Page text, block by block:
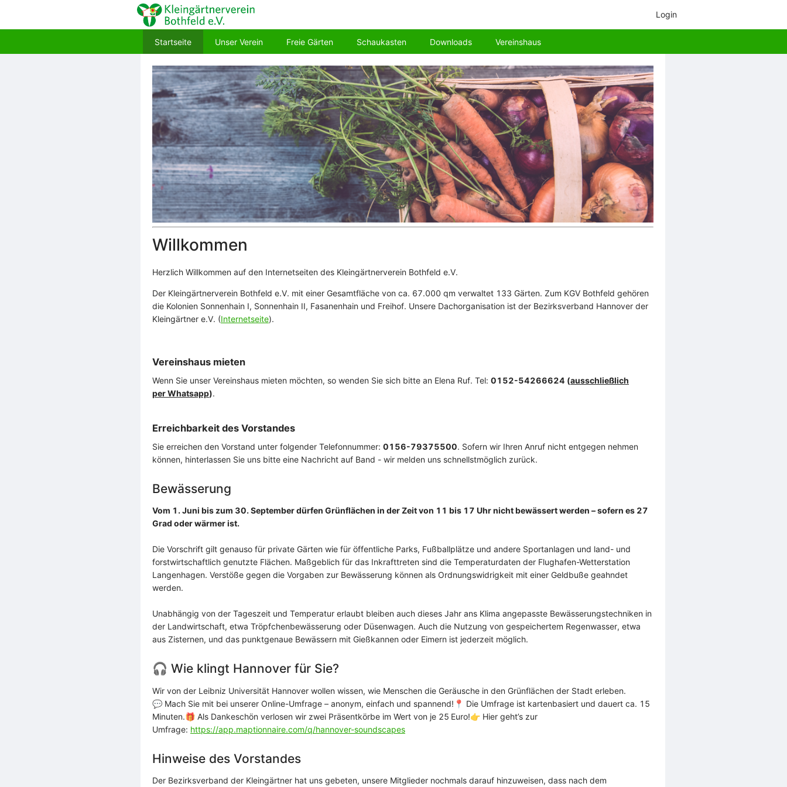
Login
Startseite Unser Verein Freie Gärten Schaukasten Downloads Vereinshaus
Willkommen
Herzlich Willkommen auf den Internetseiten des Kleingärtnerverein Bothfeld e.V.
Der Kleingärtnerverein Bothfeld e.V. mit einer Gesamtfläche von ca. 67.000 qm verwaltet 133 Gärten. Zum KGV Bothfeld gehören
die Kolonien Sonnenhain I, Sonnenhain II, Fasanenhain und Freihof. Unsere Dachorganisation ist der Bezirksverband Hannover der
Kleingärtner e.V. (Internetseite).
Vereinshaus mieten
Wenn Sie unser Vereinshaus mieten möchten, so wenden Sie sich bitte an Elena Ruf. Tel: 0152-54266624 (ausschließlich
per Whatsapp).
Erreichbarkeit des Vorstandes
Sie erreichen den Vorstand unter folgender Telefonnummer: 0156-79375500. Sofern wir Ihren Anruf nicht entgegen nehmen
können, hinterlassen Sie uns bitte eine Nachricht auf Band - wir melden uns schnellstmöglich zurück.
Bewässerung
Vom 1. Juni bis zum 30. September dürfen Grünflächen in der Zeit von 11 bis 17 Uhr nicht bewässert werden – sofern es 27
Grad oder wärmer ist.
Die Vorschrift gilt genauso für private Gärten wie für öffentliche Parks, Fußballplätze und andere Sportanlagen und land- und
forstwirtschaftlich genutzte Flächen. Maßgeblich für das Inkrafttreten sind die Temperaturdaten der Flughafen-Wetterstation
Langenhagen. Verstöße gegen die Vorgaben zur Bewässerung können als Ordnungswidrigkeit mit einer Geldbuße geahndet
werden.
Unabhängig von der Tageszeit und Temperatur erlaubt bleiben auch dieses Jahr ans Klima angepasste Bewässerungstechniken in
der Landwirtschaft, etwa Tröpfchenbewässerung oder Düsenwagen. Auch die Nutzung von gespeichertem Regenwasser, etwa
aus Zisternen, und das punktgenaue Bewässern mit Gießkannen oder Eimern ist jederzeit möglich.
🎧 Wie klingt Hannover für Sie?
Wir von der Leibniz Universität Hannover wollen wissen, wie Menschen die Geräusche in den Grünflächen der Stadt erleben.
💬 Mach Sie mit bei unserer Online-Umfrage – anonym, einfach und spannend! 📍 Die Umfrage ist kartenbasiert und dauert ca. 15
Minuten.🎁 Als Dankeschön verlosen wir zwei Präsentkörbe im Wert von je 25 Euro!👉 Hier geht’s zur
Umfrage: https://app.maptionnaire.com/q/hannover-soundscapes
Hinweise des Vorstandes
Der Bezirksverband der Kleingärtner hat uns gebeten, unsere Mitglieder nochmals darauf hinzuweisen, dass nach dem